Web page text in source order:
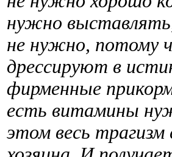
нужно
не нужно, потому
дрессируют в
фирменные
есть витамины
этом весь